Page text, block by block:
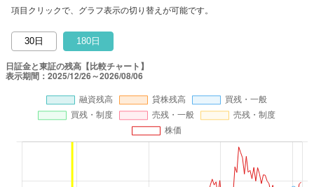
項目クリックで、グラフ表示の切り替えが可能です。
30日 180日